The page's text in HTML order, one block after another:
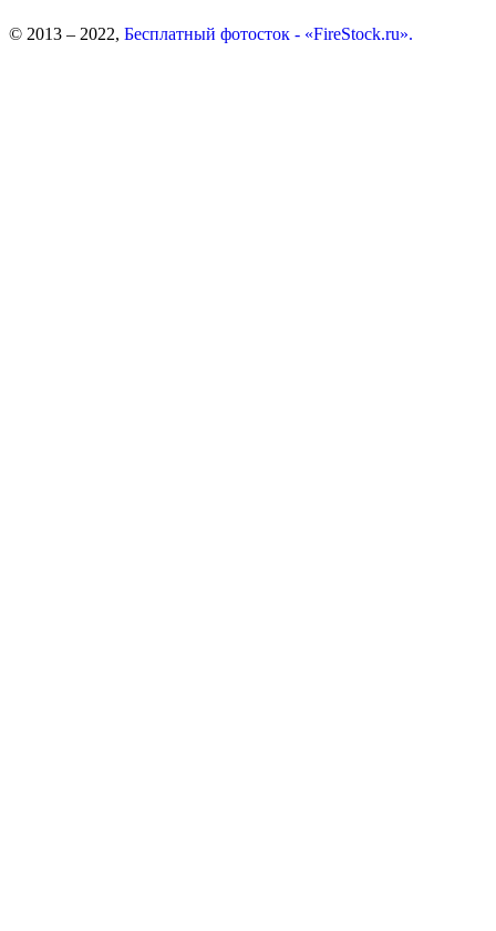
© 2013 – 2022, Бесплатный фотосток - «FireStock.ru».